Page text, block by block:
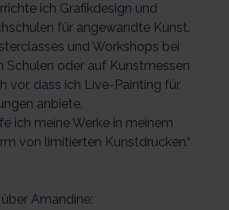
ich Grafikdesign und
für angewandte Kunst.
und Workshops bei
Schulen oder auf Kunstmessen
vor, dass ich Live-Painting für
anbiete.
ich meine Werke in meinem
von limitierten Kunstdrucken.“
Amandine: